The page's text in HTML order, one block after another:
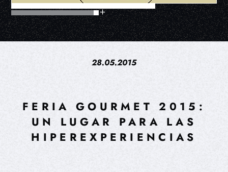
28.05.2015
FERIA GOURMET 2015:
UN LUGAR PARA LAS
HIPEREXPERIENCIAS